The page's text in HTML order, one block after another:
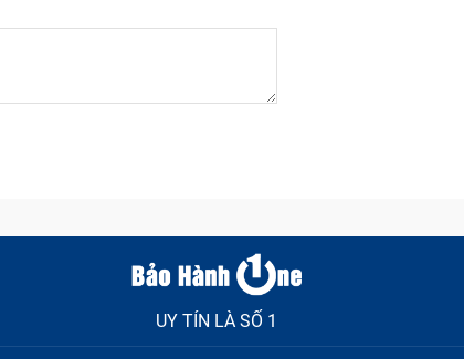
UY TÍN LÀ SỐ 1